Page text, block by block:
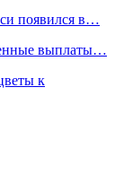
появился в…
выплаты…
к